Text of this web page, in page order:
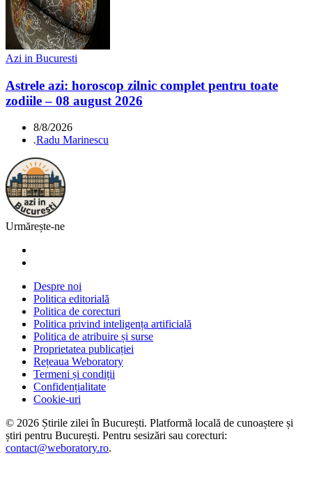
Azi in Bucuresti
Astrele azi: horoscop zilnic complet pentru toate
zodiile – 08 august 2026
8/8/2026
.Radu Marinescu
Urmărește-ne
Despre noi
Politica editorială
Politica de corecturi
Politica privind inteligența artificială
Politica de atribuire și surse
Proprietatea publicației
Rețeaua Weboratory
Termeni și condiții
Confidențialitate
Cookie-uri
© 2026 Știrile zilei în București. Platformă locală de cunoaștere și
știri pentru București. Pentru sesizări sau corecturi:
contact@weboratory.ro.